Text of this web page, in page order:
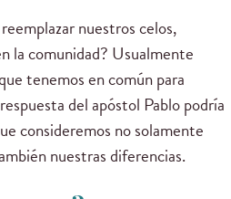
nuestros celos,
la comunidad? Usualmente
tenemos en común para
del apóstol Pablo podría
consideremos no solamente
nuestras diferencias.